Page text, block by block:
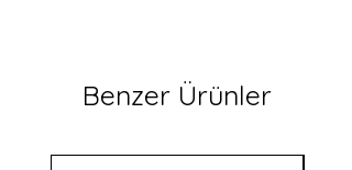
Benzer Ürünler